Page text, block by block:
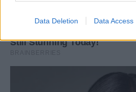
Data Deletion Data Access